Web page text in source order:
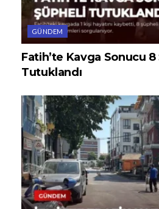
GÜNDEM
Fatih’te Kavga Sonucu 8
Tutuklandı